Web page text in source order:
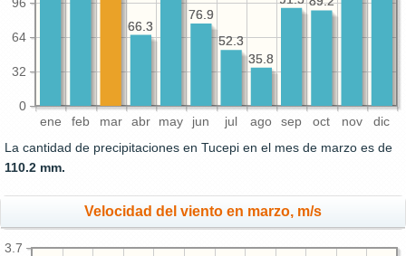
ene feb mar abr may jun jul ago sep oct nov dic
0
32
64
96
35.8
52.3
76.9
66.3
35.8
52.3
76.9
66.3
La cantidad de precipitaciones en Tucepi en el mes de marzo es de
110.2 mm.
Velocidad del viento en marzo, m/s
3.7